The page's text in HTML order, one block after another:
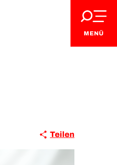
MENÜ
Teilen